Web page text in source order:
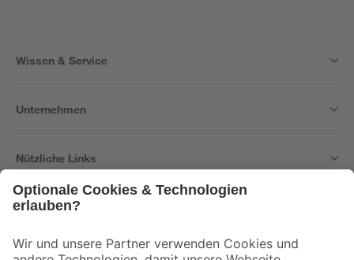
Wissen & Service
Unternehmen
Nützliche Links
Der toom Newsletter: Keine Angebote und Aktionen mehr verpassen!